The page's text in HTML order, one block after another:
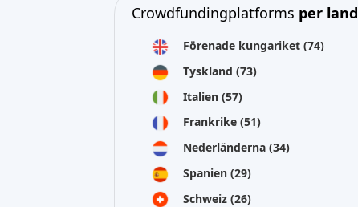
Crowdfundingplatforms per land
Förenade kungariket (74)
Tyskland (73)
Italien (57)
Frankrike (51)
Nederländerna (34)
Spanien (29)
Schweiz (26)